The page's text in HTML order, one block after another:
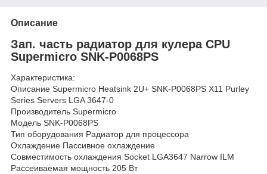
Описание
Зап. часть радиатор для кулера CPU
Supermicro SNK-P0068PS
Характеристика:
Описание Supermicro Heatsink 2U+ SNK-P0068PS X11 Purley
Series Servers LGA 3647-0
Производитель Supermicro
Модель SNK-P0068PS
Тип оборудования Радиатор для процессора
Охлаждение Пассивное охлаждение
Совместимость охлаждения Socket LGA3647 Narrow ILM
Рассеиваемая мощность 205 Вт